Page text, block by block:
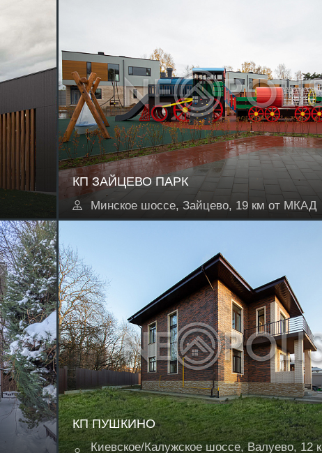
КП ЗАЙЦЕВО ПАРК
Минское шоссе, Зайцево, 19 км от МКАД
КП ПУШКИНО
Киевское/Калужское шоссе, Валуево, 12